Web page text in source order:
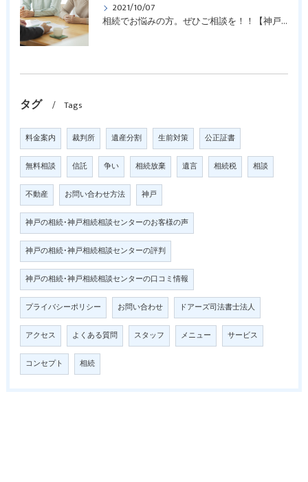
2021/10/07
相続でお悩みの方。ぜひご相談を！！【神戸の相続相談窓口】
タグ Tags
料金案内 裁判所 遺産分割 生前対策 公正証書
無料相談 信託 争い 相続放棄 遺言 相続税 相談
不動産 お問い合わせ方法 神戸
神戸の相続･神戸相続相談センターのお客様の声
神戸の相続･神戸相続相談センターの評判
神戸の相続･神戸相続相談センターの口コミ情報
プライバシーポリシー お問い合わせ ドアーズ司法書士法人
アクセス よくある質問 スタッフ メニュー サービス
コンセプト 相続